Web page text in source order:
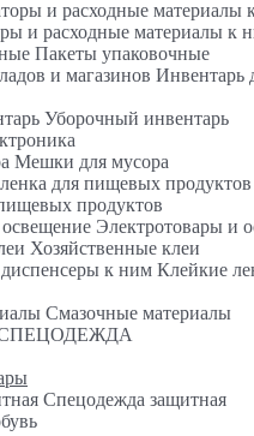
и расходные материалы к
Пакеты упаковочные
Инвентарь
Уборочный инвентарь
Мешки для мусора
продуктов
Электротовары и
Хозяйственные клеи
Клейкие
Смазочные материалы
Спецодежда защитная